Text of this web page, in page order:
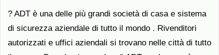
? ADT è una delle più grandi società di casa e sistema
di sicurezza aziendale di tutto il mondo . Rivenditori
autorizzati e uffici aziendali si trovano nelle città di tutto